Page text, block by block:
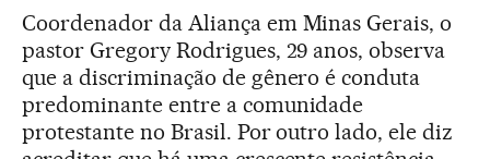
Coordenador da Aliança em Minas Gerais, o
pastor Gregory Rodrigues, 29 anos, observa
que a discriminação de gênero é conduta
predominante entre a comunidade
protestante no Brasil. Por outro lado, ele diz